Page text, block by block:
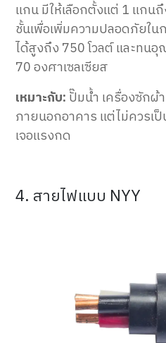
แกน มีให้เลือกตั้งแต่ 1 แกน
ชั้นเพื่อเพิ่มความปลอดภัยใน
ได้สูงถึง 750 โวลต์ และทน
70 องศาเซลเซียส
เหมาะกับ: ปั๊มน้ำ เครื่องซักผ้
ภายนอกอาคาร แต่ไม่ควรเ
เจอแรงกด
4. สายไฟแบบ NYY